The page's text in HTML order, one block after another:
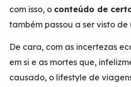
com isso, o conteúdo de
também passou a ser visto
De cara, com as incertezas
em si e as mortes que,
causado, o lifestyle de